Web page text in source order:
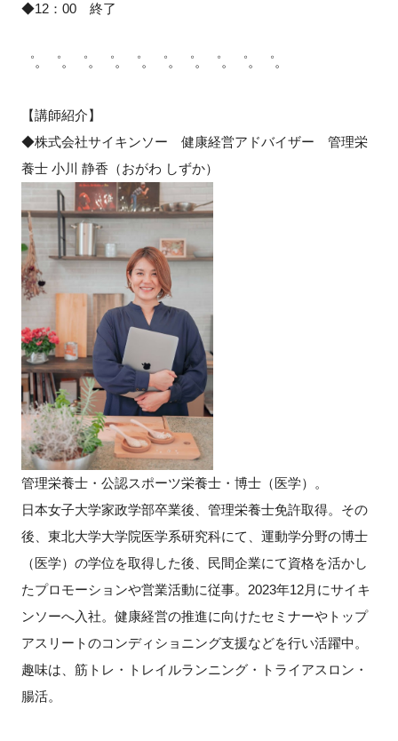
◆12：00 終了
゜。゜。゜。゜。゜。゜。゜。゜。゜。゜。
【講師紹介】
◆株式会社サイキンソー 健康経営アドバイザー 管理栄
養士 小川 静香（おがわ しずか）
管理栄養士・公認スポーツ栄養士・博士（医学）。
日本女子大学家政学部卒業後、管理栄養士免許取得。その
後、東北大学大学院医学系研究科にて、運動学分野の博士
（医学）の学位を取得した後、民間企業にて資格を活かし
たプロモーションや営業活動に従事。2023年12月にサイキ
ンソーへ入社。健康経営の推進に向けたセミナーやトップ
アスリートのコンディショニング支援などを行い活躍中。
趣味は、筋トレ・トレイルランニング・トライアスロン・
腸活。